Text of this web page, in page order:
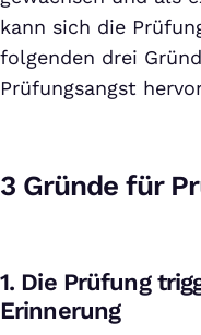
kann sich die
folgenden drei
Prüfungsangst
3 Gründe für
1. Die Prüfung
Erinnerung